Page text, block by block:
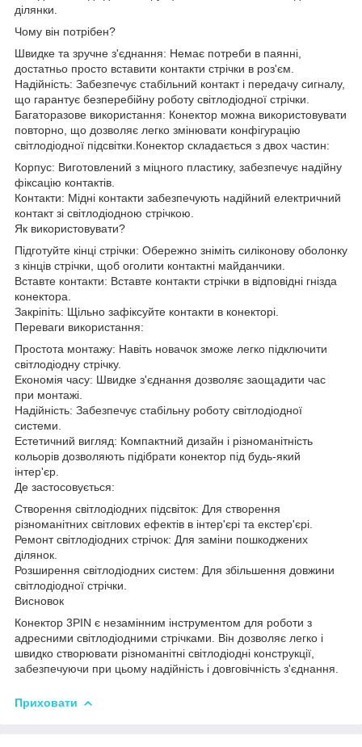
ділянки.
Чому він потрібен?
Швидке та зручне з'єднання: Немає потреби в паянні,
достатньо просто вставити контакти стрічки в роз'єм.
Надійність: Забезпечує стабільний контакт і передачу сигналу,
що гарантує безперебійну роботу світлодіодної стрічки.
Багаторазове використання: Конектор можна використовувати
повторно, що дозволяє легко змінювати конфігурацію
світлодіодної підсвітки.Конектор складається з двох частин:
Корпус: Виготовлений з міцного пластику, забезпечує надійну
фіксацію контактів.
Контакти: Мідні контакти забезпечують надійний електричний
контакт зі світлодіодною стрічкою.
Як використовувати?
Підготуйте кінці стрічки: Обережно зніміть силіконову оболонку
з кінців стрічки, щоб оголити контактні майданчики.
Вставте контакти: Вставте контакти стрічки в відповідні гнізда
конектора.
Закріпіть: Щільно зафіксуйте контакти в конекторі.
Переваги використання:
Простота монтажу: Навіть новачок зможе легко підключити
світлодіодну стрічку.
Економія часу: Швидке з'єднання дозволяє заощадити час
при монтажі.
Надійність: Забезпечує стабільну роботу світлодіодної
системи.
Естетичний вигляд: Компактний дизайн і різноманітність
кольорів дозволяють підібрати конектор під будь-який
інтер'єр.
Де застосовується:
Створення світлодіодних підсвіток: Для створення
різноманітних світлових ефектів в інтер'єрі та екстер'єрі.
Ремонт світлодіодних стрічок: Для заміни пошкоджених
ділянок.
Розширення світлодіодних систем: Для збільшення довжини
світлодіодної стрічки.
Висновок
Конектор 3PIN є незамінним інструментом для роботи з
адресними світлодіодними стрічками. Він дозволяє легко і
швидко створювати різноманітні світлодіодні конструкції,
забезпечуючи при цьому надійність і довговічність з'єднання.
Приховати